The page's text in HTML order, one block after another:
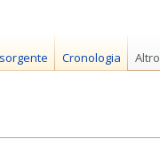
Cronologia Altro